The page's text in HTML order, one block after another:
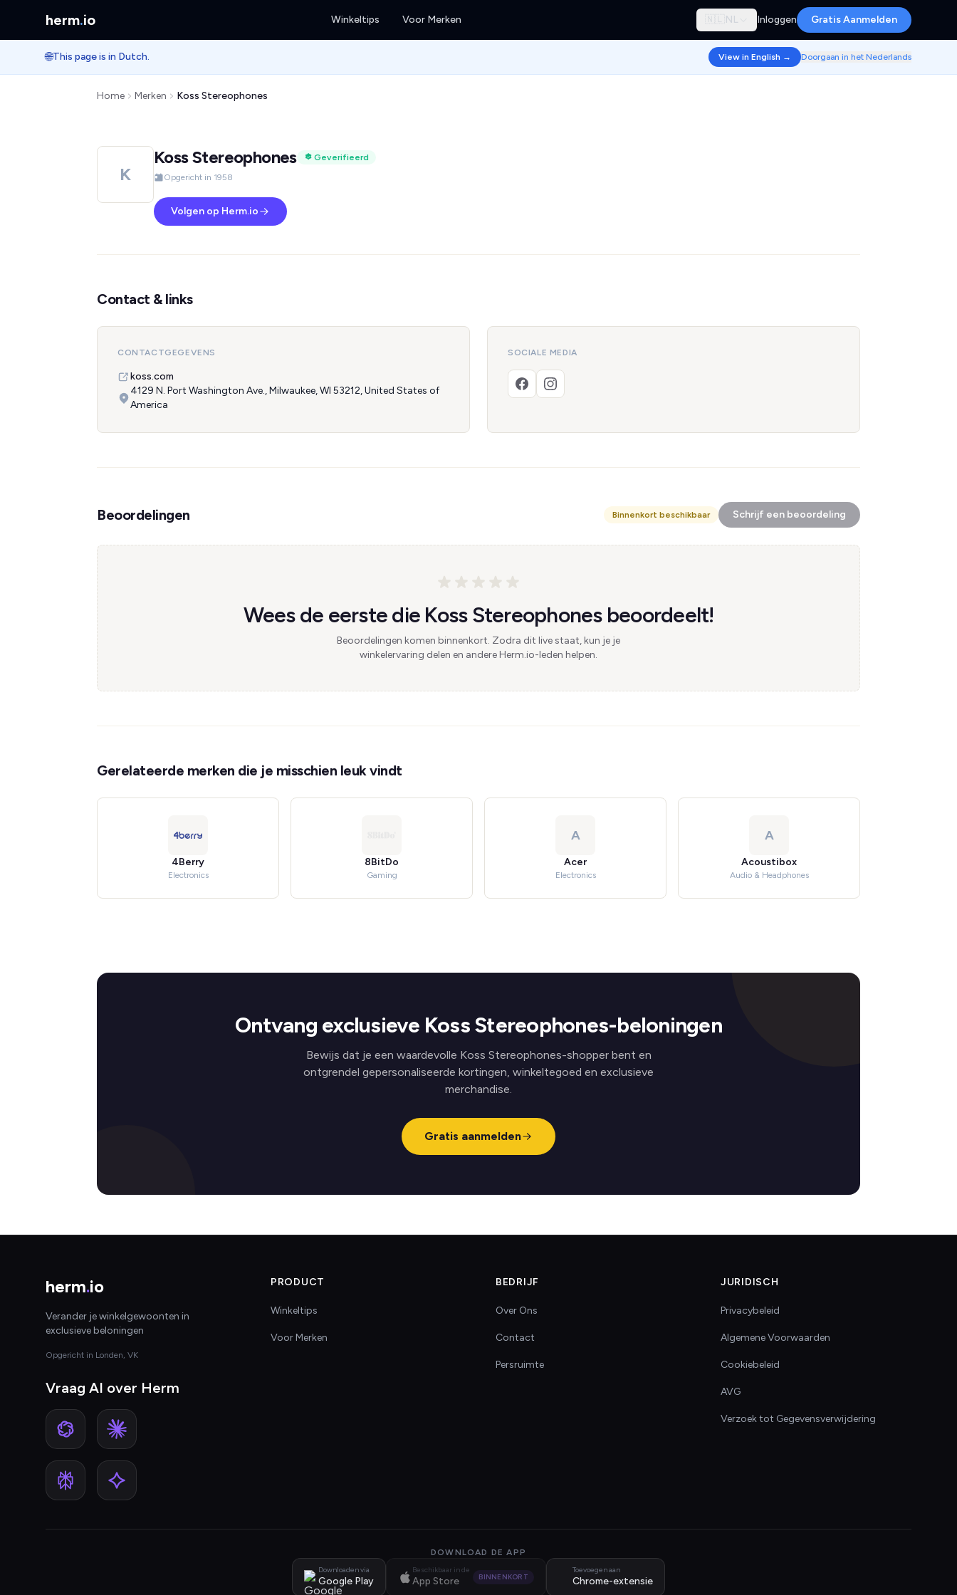
herm.io Winkeltips Voor Merken 🇳🇱 NL Inloggen Gratis Aanmelden
🌐This page is in Dutch. View in English → Doorgaan in het Nederlands
Home Merken Koss Stereophones
K
Koss Stereophones
Geverifieerd
Opgericht in 1958
Volgen op Herm.io
Contact & links
CONTACTGEGEVENS
koss.com
4129 N. Port Washington Ave., Milwaukee, WI 53212, United States of
America
SOCIALE MEDIA
Beoordelingen Binnenkort beschikbaar Schrijf een beoordeling
Wees de eerste die Koss Stereophones beoordeelt!
Beoordelingen komen binnenkort. Zodra dit live staat, kun je je
winkelervaring delen en andere Herm.io-leden helpen.
Gerelateerde merken die je misschien leuk vindt
4Berry
Electronics
8BitDo
Gaming
A
Acer
Electronics
A
Acoustibox
Audio & Headphones
Ontvang exclusieve Koss Stereophones-beloningen
Bewijs dat je een waardevolle Koss Stereophones-shopper bent en
ontgrendel gepersonaliseerde kortingen, winkeltegoed en exclusieve
merchandise.
Gratis aanmelden
herm.io
Verander je winkelgewoonten in
exclusieve beloningen
Opgericht in Londen, VK
Vraag AI over Herm
PRODUCT
Winkeltips
Voor Merken
BEDRIJF
Over Ons
Contact
Persruimte
JURIDISCH
Privacybeleid
Algemene Voorwaarden
Cookiebeleid
AVG
Verzoek tot Gegevensverwijdering
DOWNLOAD DE APP
Downloaden via
Google Play
Beschikbaar in de
App Store BINNENKORT
Toevoegen aan
Chrome-extensie